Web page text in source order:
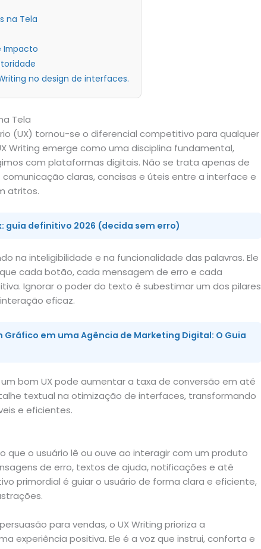
na Tela
Impacto
no design de interfaces.
Tela
(UX) tornou-se o diferencial competitivo para qualquer
Writing emerge como uma disciplina fundamental,
com plataformas digitais. Não se trata apenas de
claras, concisas e úteis entre a interface e
atritos.
guia definitivo 2026 (decida sem erro)
na inteligibilidade e na funcionalidade das palavras. Ele
cada botão, cada mensagem de erro e cada
Ignorar o poder do texto é subestimar um dos pilares
eficaz.
em uma Agência de Marketing Digital: O Guia
bom UX pode aumentar a taxa de conversão em até
textual na otimização de interfaces, transformando
e eficientes.
que o usuário lê ou ouve ao interagir com um produto
de erro, textos de ajuda, notificações e até
primordial é guiar o usuário de forma clara e eficiente,
para vendas, o UX Writing prioriza a
experiência positiva. Ele é a voz que instrui, conforta e